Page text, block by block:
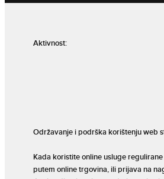
Aktivnost:
Održavanje i podrška korištenju web
Kada koristite online usluge
putem online trgovina, ili prijava na